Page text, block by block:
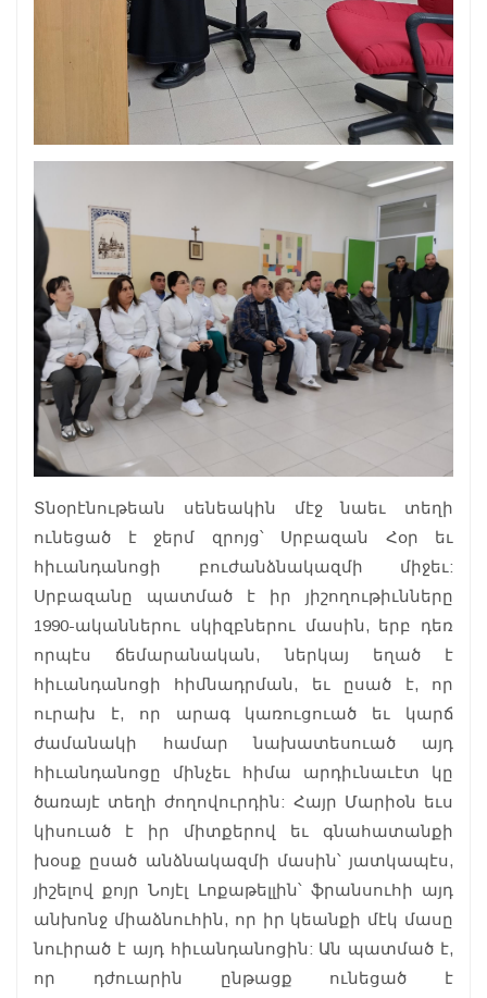
Տնօրէնութեան սենեակին մէջ նաեւ տեղի
ունեցած է ջերմ զրոյց՝ Սրբազան Հօր եւ
հիւանդանոցի բուժանձնակազմի միջեւ:
Սրբազանը պատմած է իր յիշողութիւնները
1990-ականներու սկիզբներու մասին, երբ դեռ
որպէս ճեմարանական, ներկայ եղած է
հիւանդանոցի հիմնադրման, եւ ըսած է, որ
ուրախ է, որ արագ կառուցուած եւ կարճ
ժամանակի համար նախատեսուած այդ
հիւանդանոցը մինչեւ հիմա արդիւնաւէտ կը
ծառայէ տեղի ժողովուրդին: Հայր Մարիօն եւս
կիսուած է իր միտքերով եւ գնահատանքի
խօսք ըսած անձնակազմի մասին՝ յատկապէս,
յիշելով քոյր Նոյէլ Լոքաթելլին՝ ֆրանսուհի այդ
անխոնջ միաձնուհին, որ իր կեանքի մէկ մասը
նուիրած է այդ հիւանդանոցին: Ան պատմած է,
որ դժուարին ընթացք ունեցած է